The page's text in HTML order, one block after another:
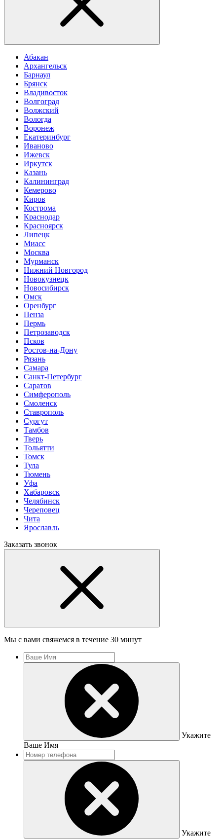
Абакан
Архангельск
Барнаул
Брянск
Владивосток
Волгоград
Волжский
Вологда
Воронеж
Екатеринбург
Иваново
Ижевск
Иркутск
Казань
Калининград
Кемерово
Киров
Кострома
Краснодар
Красноярск
Липецк
Миасс
Москва
Мурманск
Нижний Новгород
Новокузнецк
Новосибирск
Омск
Оренбург
Пенза
Пермь
Петрозаводск
Псков
Ростов-на-Дону
Рязань
Самара
Санкт-Петербург
Саратов
Симферополь
Смоленск
Ставрополь
Сургут
Тамбов
Тверь
Тольятти
Томск
Тула
Тюмень
Уфа
Хабаровск
Челябинск
Череповец
Чита
Ярославль
Заказать звонок
Мы с вами свяжемся в течение 30 минут
Укажите
Ваше Имя
Укажите